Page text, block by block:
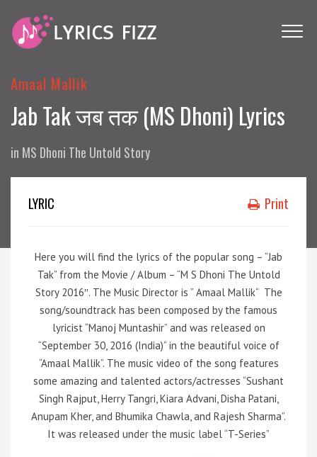
Amaal Mallik
Jab Tak जब तक (MS Dhoni) Lyrics
in MS Dhoni The Untold Story
LYRIC Print
Here you will find the lyrics of the popular song – “Jab
Tak” from the Movie / Album – “M S Dhoni The Untold
Story 2016″. The Music Director is ” Amaal Mallik“ The
song/soundtrack has been composed by the famous
lyricist “Manoj Muntashir” and was released on
“September 30, 2016 (India)” in the beautiful voice of
“Amaal Mallik”. The music video of the song features
some amazing and talented actors/actresses “Sushant
Singh Rajput, Herry Tangri, Kiara Advani, Disha Patani,
Anupam Kher, and Bhumika Chawla, and Rajesh Sharma”.
It was released under the music label “T-Series”